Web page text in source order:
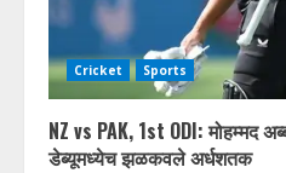
Cricket Sports
NZ vs PAK, 1st ODI: मोहम्मद
डेब्यूमध्येच झळकवले अर्धशतक